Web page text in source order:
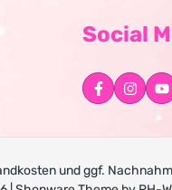
Social
und ggf.